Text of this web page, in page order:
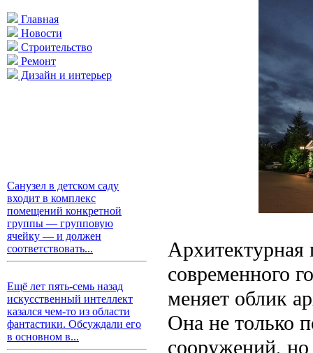
Главная
Новости
Строительство
Ремонт
Дизайн и интерьер
Санузел в детском саду
входит в комплекс
помещений конкретной
группы — групповую
ячейку — и должен
соответствовать...
Ещё лет пять-семь назад
искусственный интеллект
казался чем-то из области
фантастики. Обсуждали его
в основном в...
Архитектурная
современного
меняет облик
Она не только
сооружений, но